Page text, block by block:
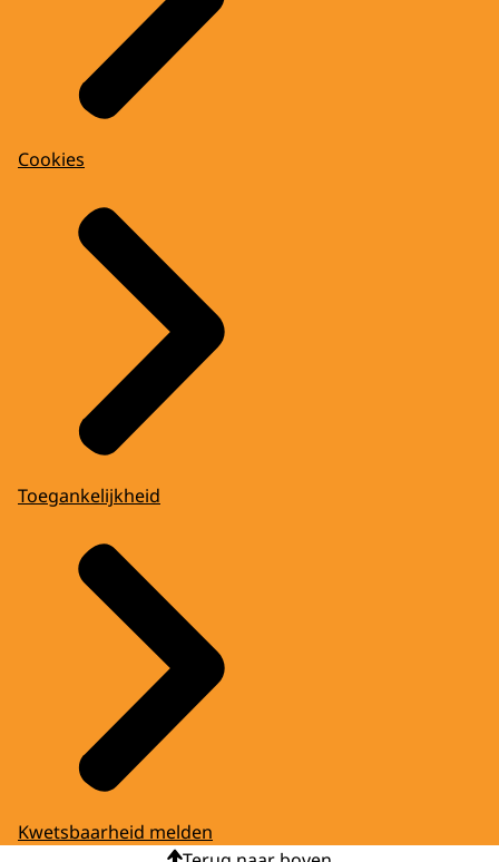
Cookies
Toegankelijkheid
Kwetsbaarheid melden